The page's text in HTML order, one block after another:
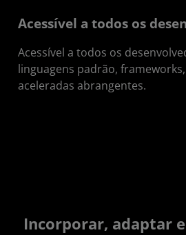
Acessível a todos os
Acessível a todos os
linguagens padrão, frameworks,
aceleradas abrangentes.
Incorporar, adaptar